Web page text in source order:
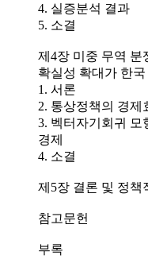
4. 실증분석 결과
5. 소결
제4장 미중 무역 분
확실성 확대가 한
1. 서론
2. 통상정책의 경제
3. 벡터자기회귀 모
경제
4. 소결
제5장 결론 및 정책
참고문헌
부록